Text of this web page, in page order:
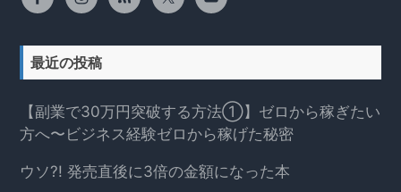
最近の投稿
【副業で30万円突破する方法①】ゼロから稼ぎたい
方へ〜ビジネス経験ゼロから稼げた秘密
ウソ?! 発売直後に3倍の金額になった本